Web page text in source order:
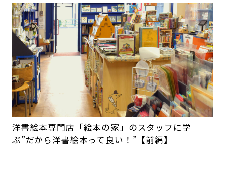
洋書絵本専門店「絵本の家」のスタッフに学
ぶ”だから洋書絵本って良い！”【前編】